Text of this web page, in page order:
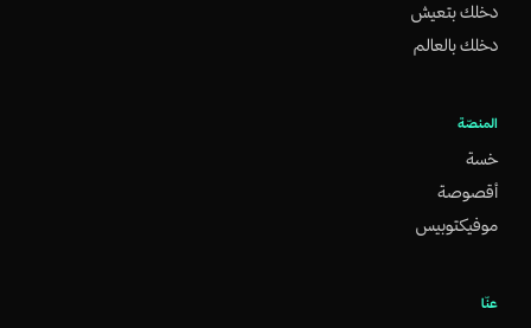
دخلك بتعيش
دخلك بالعالم
المنصّة
خسة
أقصوصة
موفيكتوبيس
عنّا